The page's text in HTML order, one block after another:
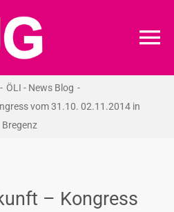
ÖLI - News Blog
vom 31.10. 02.11.2014 in
Bregenz
– Kongress